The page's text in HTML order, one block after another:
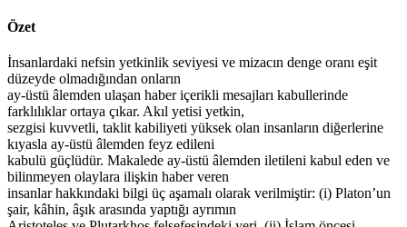
Özet
İnsanlardaki nefsin yetkinlik seviyesi ve mizacın denge oranı eşit
düzeyde olmadığından onların
ay-üstü âlemden ulaşan haber içerikli mesajları kabullerinde
farklılıklar ortaya çıkar. Akıl yetisi yetkin,
sezgisi kuvvetli, taklit kabiliyeti yüksek olan insanların diğerlerine
kıyasla ay-üstü âlemden feyz edileni
kabulü güçlüdür. Makalede ay-üstü âlemden iletileni kabul eden ve
bilinmeyen olaylara ilişkin haber veren
insanlar hakkındaki bilgi üç aşamalı olarak verilmiştir: (i) Platon’un
şair, kâhin, âşık arasında yaptığı ayrımın